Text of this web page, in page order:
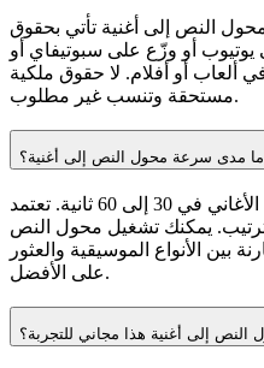
النص إلى أغنية تأتي بحقوق
يوتيوب أو وزّع على سبوتيفاي أو
ألعاب أو أفلام. لا حقوق ملكية
مستحقة وتنسب غير مطلوب.
ما مدى سرعة محول النص إلى أغنية؟
محول النص إلى أغنية ينتج معظم الأغاني في 30 إلى 60 ثانية. تعتمد
يمكنك تشغيل محول النص
بين الأنواع الموسيقية والعثور
على الأفضل.
النص إلى أغنية هذا مجاني للتجربة؟